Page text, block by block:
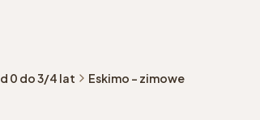
0 do 3/4 lat
Eskimo - zimowe